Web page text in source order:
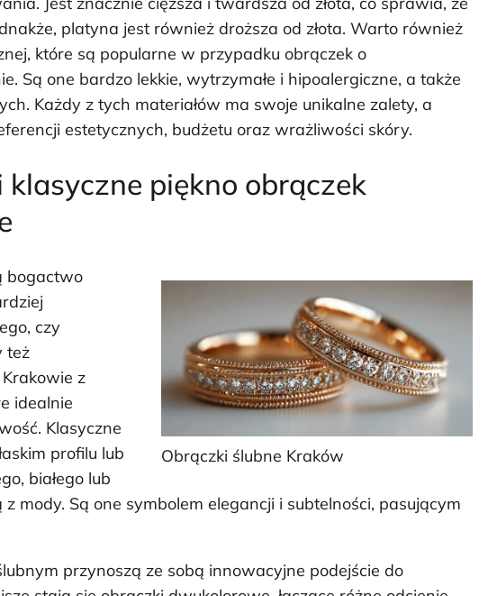
platyna jest również droższa od złota. Warto również
które są popularne w przypadku obrączek o
Są one bardzo lekkie, wytrzymałe i hipoalergiczne, a także
Każdy z tych materiałów ma swoje unikalne zalety, a
estetycznych, budżetu oraz wrażliwości skóry.
piękno obrączek
Obrączki ślubne Kraków
bogactwo
czy
też
z
idealnie
Klasyczne
profilu lub
białego lub
mody. Są one symbolem elegancji i subtelności, pasującym
przynoszą ze sobą innowacyjne podejście do